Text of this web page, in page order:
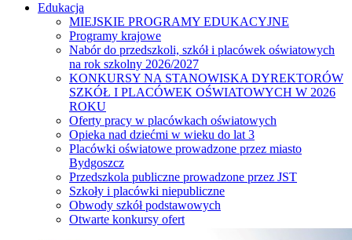
Edukacja
MIEJSKIE PROGRAMY EDUKACYJNE
Programy krajowe
Nabór do przedszkoli, szkół i placówek oświatowych
na rok szkolny 2026/2027
KONKURSY NA STANOWISKA DYREKTORÓW
SZKÓŁ I PLACÓWEK OŚWIATOWYCH W 2026
ROKU
Oferty pracy w placówkach oświatowych
Opieka nad dziećmi w wieku do lat 3
Placówki oświatowe prowadzone przez miasto
Bydgoszcz
Przedszkola publiczne prowadzone przez JST
Szkoły i placówki niepubliczne
Obwody szkół podstawowych
Otwarte konkursy ofert